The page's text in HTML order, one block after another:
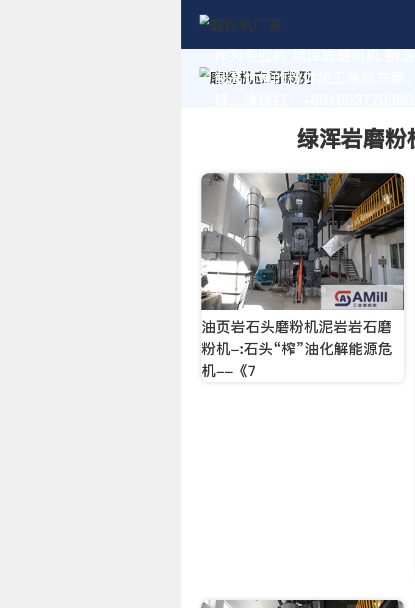
制高价值的粉体加工系统方案
绿浑岩磨
油页岩石头磨粉机泥岩岩石磨
粉机-:石头“榨”油化解能源危
机--《7